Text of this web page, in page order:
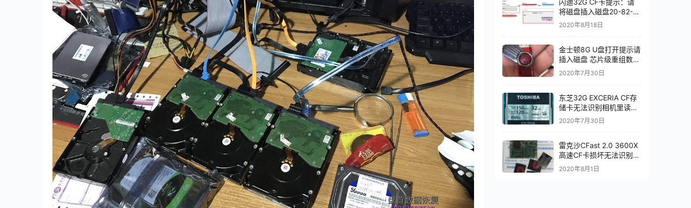
将磁盘插入磁盘20-82-
00549芯片级数据恢复
2020年8月18日
金士顿8G U盘打开提示请
插入磁盘 芯片级重组数据
恢复成功 完全恢复
2020年7月30日
东芝32G EXCERIA CF存
储卡无法识别相机里读不
出数据电脑里显示无媒体
2020年7月30日
雷克沙CFast 2.0 3600X
高速CF卡损坏无法识别芯
片级数据恢复完美成功
2020年8月1日